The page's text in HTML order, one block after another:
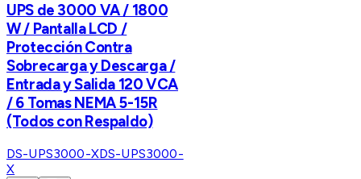
UPS de 3000 VA / 1800
W / Pantalla LCD /
Protección Contra
Sobrecarga y Descarga /
Entrada y Salida 120 VCA
/ 6 Tomas NEMA 5-15R
(Todos con Respaldo)
DS-UPS3000-XDS-UPS3000-
X